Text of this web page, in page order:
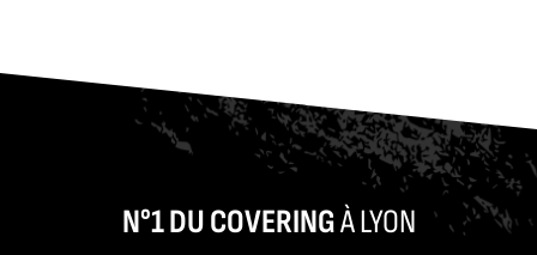
N°1 DU COVERINGÀ LYON